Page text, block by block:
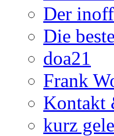
Der
Die
doa21
Frank
Kontakt
kurz